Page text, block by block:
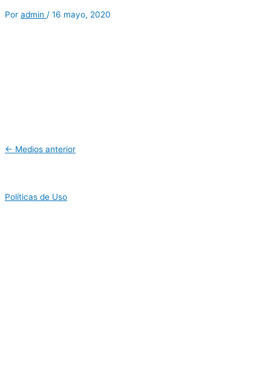
Por admin / 16 mayo, 2020
← Medios anterior
Políticas de Uso